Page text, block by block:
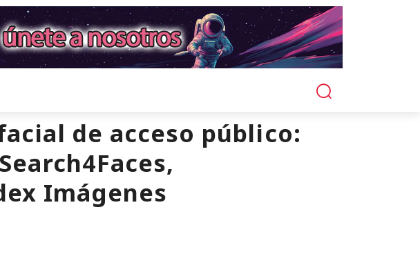
de acceso público:
Imágenes